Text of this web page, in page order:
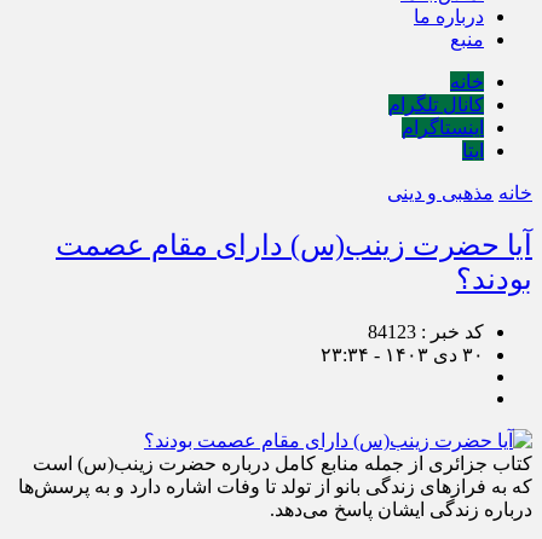
درباره ما
منبع
خانه
کانال تلگرام
اینستاگرام
ایتا
خانه مذهبی و دینی
آیا حضرت زینب(س) دارای مقام عصمت
بودند؟
کد خبر : 84123
۳۰ دی ۱۴۰۳ - ۲۳:۳۴
کتاب جزائری از جمله منابع کامل درباره حضرت زینب(س) است
که به فرازهای زندگی بانو از تولد تا وفات اشاره دارد و به پرسش‌ها
درباره زندگی ایشان پاسخ می‌دهد.